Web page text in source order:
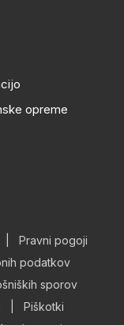
opreme
Pravni pogoji
podatkov
sporov
Piškotki